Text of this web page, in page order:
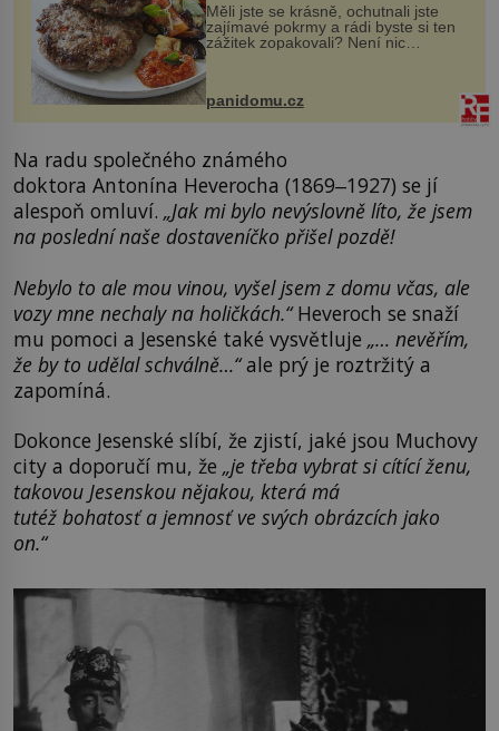
Měli jste se krásně, ochutnali jste
zajímavé pokrmy a rádi byste si ten
zážitek zopakovali? Není nic
snazšího. Pljeskavica (10 porcí)
Možná jste ji ochutnali na dovolené v
panidomu.cz
Na radu společného známého
doktora Antonína Heverocha (1869‒1927) se jí
alespoň omluví. „Jak mi bylo nevýslovně líto, že jsem
na poslední naše dostaveníčko přišel pozdě!
Nebylo to ale mou vinou, vyšel jsem z domu včas, ale
vozy mne nechaly na holičkách.“Heveroch se snaží
mu pomoci a Jesenské také vysvětluje „… nevěřím,
že by to udělal schválně…“ale prý je roztržitý a
zapomíná.
Dokonce Jesenské slíbí, že zjistí, jaké jsou Muchovy
city a doporučí mu, že „je třeba vybrat si cítící ženu,
takovou Jesenskou nějakou, která má
tutéž bohatosť a jemnosť ve svých obrázcích jako
on.“